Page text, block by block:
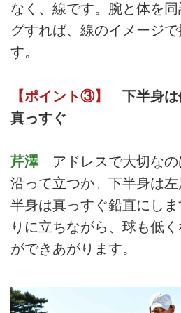
なく、線です。腕と体を
グすれば、線のイメージ
す。
【ポイント③】
下半身
真っすぐ
芹澤アドレスで大切なの
沿って立つか。下半身は
半身は真っすぐ鉛直にし
りに立ちながら、球も低
ができあがります。